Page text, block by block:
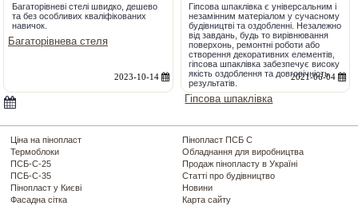
Багаторівневі стелі швидко, дешево
та без особливих кваліфікованих
навичок.
Багаторівнева стеля
2023-10-14
Гіпсова шпаклівка є універсальним і
незамінним матеріалом у сучасному
будівництві та оздобленні. Незалежно
від завдань, будь то вирівнювання
поверхонь, ремонтні роботи або
створення декоративних елементів,
гіпсова шпаклівка забезпечує високу
якість оздоблення та довговічність
результатів.
Гіпсова шпаклівка
2021-06-04
Ціна на пінопласт
Термоблоки
ПСБ-С-25
ПСБ-С-35
Пінопласт у Києві
Фасадна сітка
Пінопласт ПСБ С
Обладнання для виробництва
Продаж пінопласту в Україні
Статті про будівництво
Новини
Карта сайту